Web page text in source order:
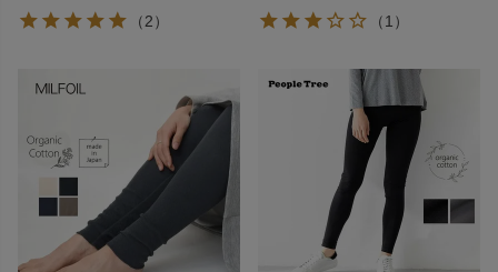
（2）
（1）